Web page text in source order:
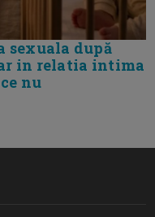
sexuala după
in relatia intima
nu